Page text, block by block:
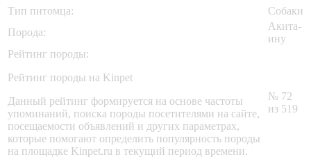
Тип питомца:
Собаки
Порода:
Акита-
ину
Рейтинг породы:
Рейтинг породы на Kinpet
Данный рейтинг формируется на основе частоты
упоминаний, поиска породы посетителями на сайте,
посещаемости объявлений и других параметрах,
которые помогают определить популярность породы
на площадке Kinpet.ru в текущий период времени.
№ 72
из 519